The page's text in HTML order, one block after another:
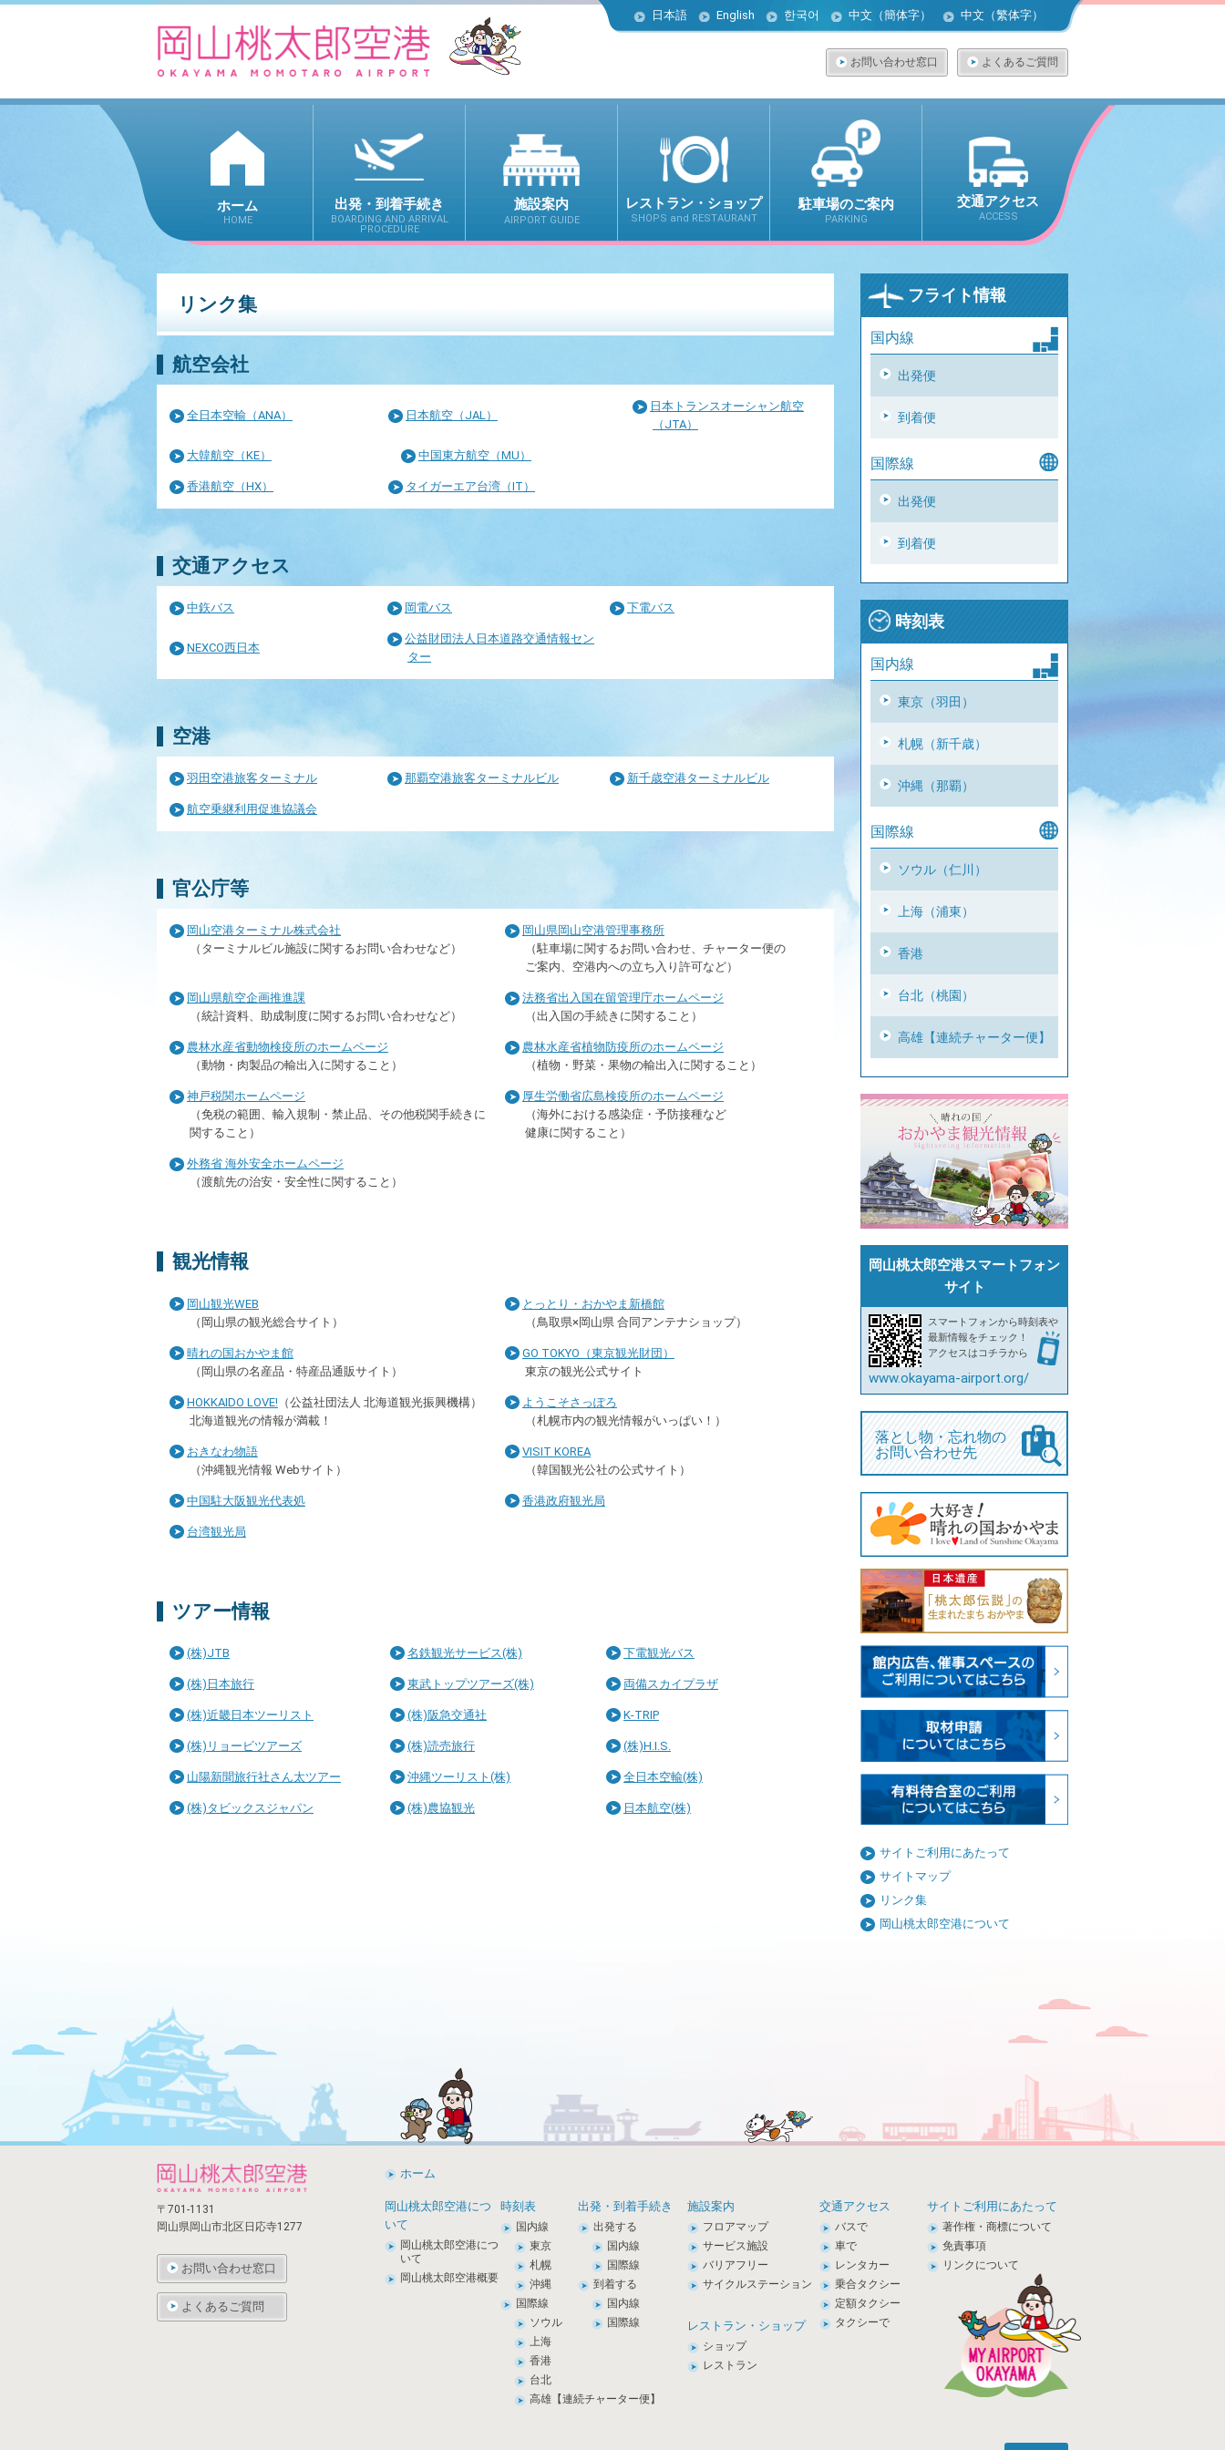
日本語 English 한국어 中文（簡体字） 中文（繁体字）
お問い合わせ窓口 よくあるご質問
ホーム
HOME
出発・到着手続き
BOARDING AND ARRIVAL
PROCEDURE
施設案内
AIRPORT GUIDE
レストラン・ショップ
SHOPS and RESTAURANT
駐車場のご案内
PARKING
交通アクセス
ACCESS
フライト情報
国内線
出発便
到着便
国際線
出発便
到着便
時刻表
国内線
東京（羽田）
札幌（新千歳）
沖縄（那覇）
国際線
ソウル（仁川）
上海（浦東）
香港
台北（桃園）
高雄【連続チャーター便】
岡山桃太郎空港スマートフォン
サイト
スマートフォンから時刻表や
最新情報をチェック！
アクセスはコチラから
www.okayama-airport.org/
落とし物・忘れ物の
お問い合わせ先
サイトご利用にあたって
サイトマップ
リンク集
岡山桃太郎空港について
リンク集
航空会社
全日本空輸（ANA） 日本航空（JAL）
日本トランスオーシャン航空
（JTA）
大韓航空（KE） 中国東方航空（MU）
香港航空（HX） タイガーエア台湾（IT）
交通アクセス
中鉃バス 岡電バス 下電バス
NEXCO西日本
公益財団法人日本道路交通情報セン
ター
空港
羽田空港旅客ターミナル 那覇空港旅客ターミナルビル 新千歳空港ターミナルビル
航空乗継利用促進協議会
官公庁等
岡山空港ターミナル株式会社
（ターミナルビル施設に関するお問い合わせなど）
岡山県岡山空港管理事務所
（駐車場に関するお問い合わせ、チャーター便の
ご案内、空港内への立ち入り許可など）
岡山県航空企画推進課
（統計資料、助成制度に関するお問い合わせなど）
法務省出入国在留管理庁ホームページ
（出入国の手続きに関すること）
農林水産省動物検疫所のホームページ
（動物・肉製品の輸出入に関すること）
農林水産省植物防疫所のホームページ
（植物・野菜・果物の輸出入に関すること）
神戸税関ホームページ
（免税の範囲、輸入規制・禁止品、その他税関手続きに
関すること）
厚生労働省広島検疫所のホームページ
（海外における感染症・予防接種など
健康に関すること）
外務省 海外安全ホームページ
（渡航先の治安・安全性に関すること）
観光情報
岡山観光WEB
（岡山県の観光総合サイト）
とっとり・おかやま新橋館
（鳥取県×岡山県 合同アンテナショップ）
晴れの国おかやま館
（岡山県の名産品・特産品通販サイト）
GO TOKYO（東京観光財団）
東京の観光公式サイト
HOKKAIDO LOVE! （公益社団法人 北海道観光振興機構）
北海道観光の情報が満載！
ようこそさっぽろ
（札幌市内の観光情報がいっぱい！）
おきなわ物語
（沖縄観光情報 Webサイト）
VISIT KOREA
（韓国観光公社の公式サイト）
中国駐大阪観光代表処 香港政府観光局
台湾観光局
ツアー情報
(株)JTB 名鉄観光サービス(株) 下電観光バス
(株)日本旅行 東武トップツアーズ(株) 両備スカイプラザ
(株)近畿日本ツーリスト (株)阪急交通社 K-TRIP
(株)リョービツアーズ (株)読売旅行 (株)H.I.S.
山陽新聞旅行社さん太ツアー 沖縄ツーリスト(株) 全日本空輸(株)
(株)タビックスジャパン (株)農協観光 日本航空(株)
〒701-1131
岡山県岡山市北区日応寺1277
お問い合わせ窓口
よくあるご質問
ホーム
岡山桃太郎空港につ
いて
岡山桃太郎空港につ
いて
岡山桃太郎空港概要
時刻表
国内線
東京
札幌
沖縄
国際線
ソウル
上海
香港
台北
高雄【連続チャーター便】
出発・到着手続き
出発する
国内線
国際線
到着する
国内線
国際線
施設案内
フロアマップ
サービス施設
バリアフリー
サイクルステーション
レストラン・ショップ
ショップ
レストラン
交通アクセス
バスで
車で
レンタカー
乗合タクシー
定額タクシー
タクシーで
サイトご利用にあたって
著作権・商標について
免責事項
リンクについて